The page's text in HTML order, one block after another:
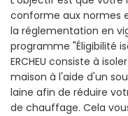
conforme aux normes
la réglementation en
programme "Éligibilité
ERCHEU consiste à
maison à l'aide d'un
laine afin de réduire
de chauffage. Cela